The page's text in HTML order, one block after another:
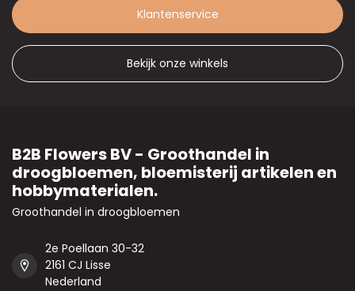
Klantenservice
Bekijk onze winkels
B2B Flowers BV - Groothandel in
droogbloemen, bloemisterij artikelen en
hobbymaterialen.
Groothandel in droogbloemen
2e Poellaan 30-32
2161 CJ Lisse
Nederland